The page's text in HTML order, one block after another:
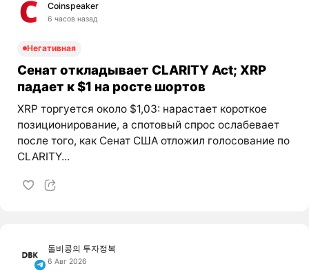
Coinspeaker
6 часов назад
Негативная
Сенат откладывает CLARITY Act; XRP
падает к $1 на росте шортов
XRP торгуется около $1,03: нарастает короткое
позиционирование, а спотовый спрос ослабевает
после того, как Сенат США отложил голосование по
CLARITY...
돌비콩의 투자정복
6 Авг 2026